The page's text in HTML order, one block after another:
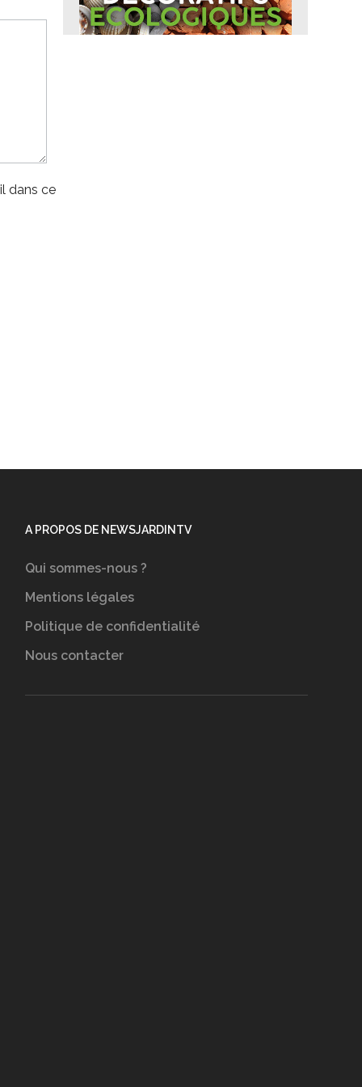
dans ce
A PROPOS DE NEWSJARDINTV
Qui sommes-nous ?
Mentions légales
Politique de confidentialité
Nous contacter